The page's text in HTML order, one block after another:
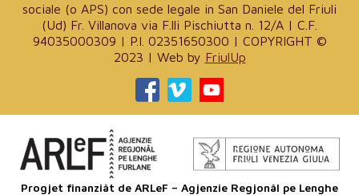
sociale (o APS) con sede legale in San Daniele del Friuli
(Ud) Fr. Villanova via F.lli Pischiutta n. 12/A | C.F.
94035000309 | P.I. 02351650300 | COPYRIGHT ©
2023 | Web by FriulUp
Progjet finanziât de ARLeF – Agjenzie Regjonâl pe Lenghe